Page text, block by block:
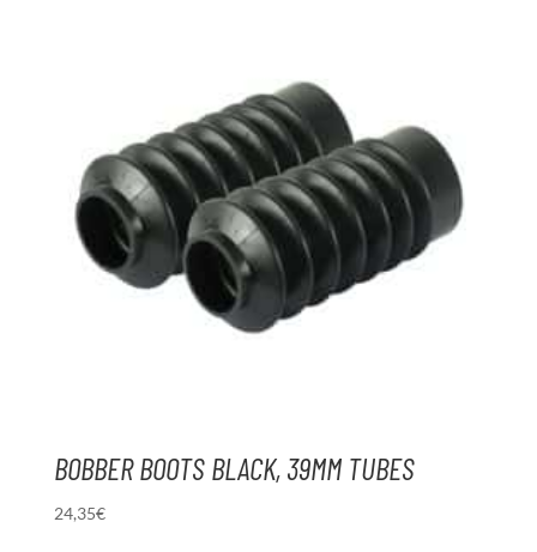
BOBBER BOOTS BLACK, 39MM TUBES
24,35€